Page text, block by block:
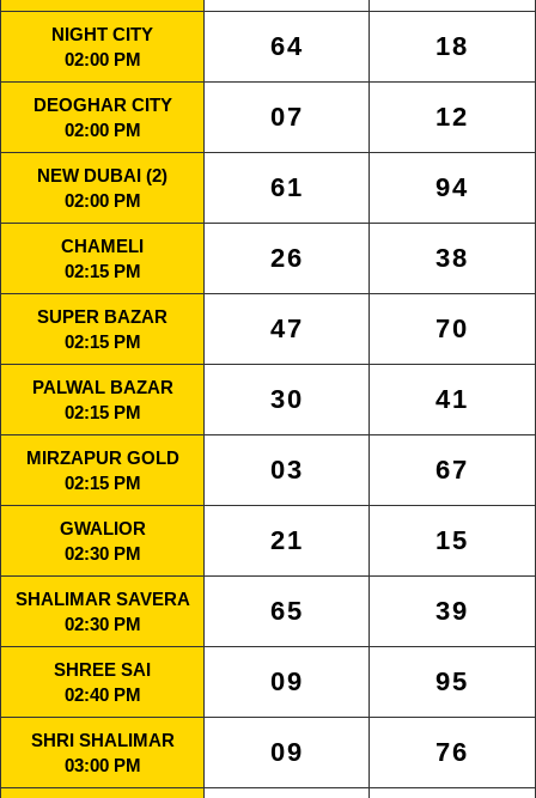
NIGHT CITY
02:00 PM
64 18
DEOGHAR CITY
02:00 PM
07 12
NEW DUBAI (2)
02:00 PM
61 94
CHAMELI
02:15 PM
26 38
SUPER BAZAR
02:15 PM
47 70
PALWAL BAZAR
02:15 PM
30 41
MIRZAPUR GOLD
02:15 PM
03 67
GWALIOR
02:30 PM
21 15
SHALIMAR SAVERA
02:30 PM
65 39
SHREE SAI
02:40 PM
09 95
SHRI SHALIMAR
03:00 PM
09 76